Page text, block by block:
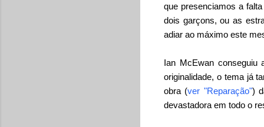
que presenciamos a
dois garçons, ou as
adiar ao máximo este
Ian McEwan conseguiu
originalidade, o tema já
obra (ver "Reparação")
devastadora em todo o